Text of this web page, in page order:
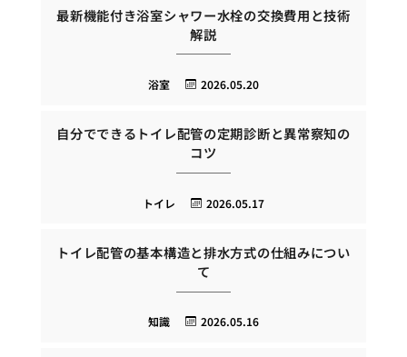
最新機能付き浴室シャワー水栓の交換費用と技術
解説
2026.05.20
浴室
自分でできるトイレ配管の定期診断と異常察知の
コツ
2026.05.17
トイレ
トイレ配管の基本構造と排水方式の仕組みについ
て
2026.05.16
知識